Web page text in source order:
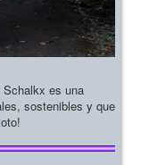
Schalkx es una
sostenibles y que